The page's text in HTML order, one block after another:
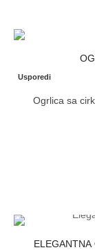
Usporedi
Ogrlica sa